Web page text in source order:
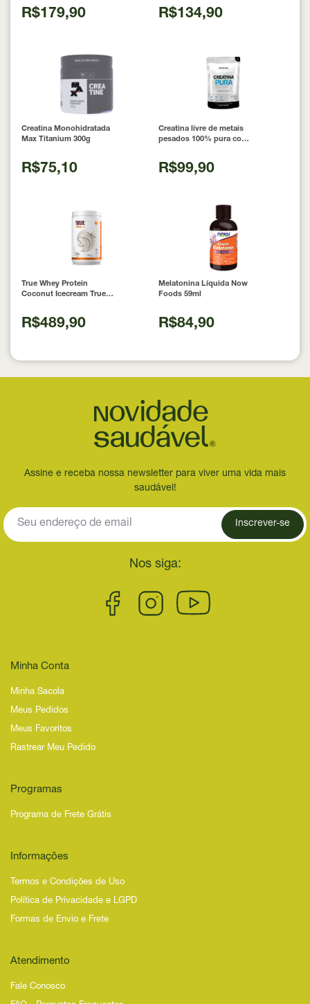
R$179,90 R$134,90
Creatina Monohidratada
Max Titanium 300g
R$75,10
Creatina livre de metais
pesados 100% pura com
Nutrition
R$99,90
True Whey Protein
Coconut Icecream True
R$489,90
Melatonina Líquida Now
Foods 59ml
R$84,90
Assine e receba nossa newsletter para viver uma vida mais
saudável!
Inscrever-se
Nos siga:
Minha Conta
Minha Sacola
Meus Pedidos
Meus Favoritos
Rastrear Meu Pedido
Programas
Programa de Frete Grátis
Informações
Termos e Condições de Uso
Política de Privacidade e LGPD
Formas de Envio e Frete
Atendimento
Fale Conosco